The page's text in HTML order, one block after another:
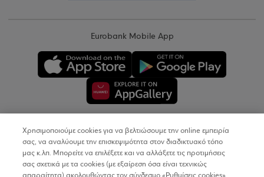
Eurobank Mobile App
Copyright © 2026
Όροι Χρήσης
Χρησιμοποιούμε cookies για να βελτιώσουμε την online εμπειρία
σας, να αναλύουμε την επισκεψιμότητα στον διαδικτυακό τόπο
μας κ.λπ. Μπορείτε να επιλέξετε και να αλλάξετε τις προτιμήσεις
σας σχετικά με τα cookies (με εξαίρεση όσα είναι τεχνικώς